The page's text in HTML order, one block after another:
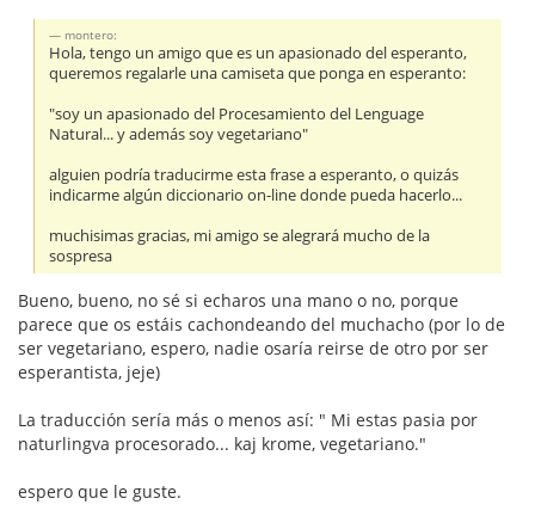
montero:
Hola, tengo un amigo que es un apasionado del esperanto,
queremos regalarle una camiseta que ponga en esperanto:
"soy un apasionado del Procesamiento del Lenguage
Natural... y además soy vegetariano"
alguien podría traducirme esta frase a esperanto, o quizás
indicarme algún diccionario on-line donde pueda hacerlo...
muchisimas gracias, mi amigo se alegrará mucho de la
sospresa
Bueno, bueno, no sé si echaros una mano o no, porque
parece que os estáis cachondeando del muchacho (por lo de
ser vegetariano, espero, nadie osaría reirse de otro por ser
esperantista, jeje)
La traducción sería más o menos así: " Mi estas pasia por
naturlingva procesorado... kaj krome, vegetariano."
espero que le guste.